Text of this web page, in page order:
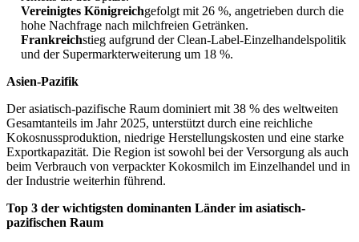
Vereinigtes Königreichgefolgt mit 26 %, angetrieben durch die
hohe Nachfrage nach milchfreien Getränken.
Frankreichstieg aufgrund der Clean-Label-Einzelhandelspolitik
und der Supermarkterweiterung um 18 %.
Asien-Pazifik
Der asiatisch-pazifische Raum dominiert mit 38 % des weltweiten
Gesamtanteils im Jahr 2025, unterstützt durch eine reichliche
Kokosnussproduktion, niedrige Herstellungskosten und eine starke
Exportkapazität. Die Region ist sowohl bei der Versorgung als auch
beim Verbrauch von verpackter Kokosmilch im Einzelhandel und in
der Industrie weiterhin führend.
Top 3 der wichtigsten dominanten Länder im asiatisch-
pazifischen Raum